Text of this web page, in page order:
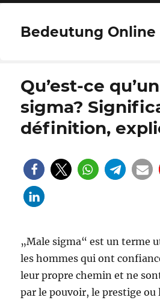
Bedeutung Online
Qu’est-ce
sigma?
définition,
„Male sigma“ est un terme
les hommes qui ont
leur propre chemin et ne
par le pouvoir, le prestige ou